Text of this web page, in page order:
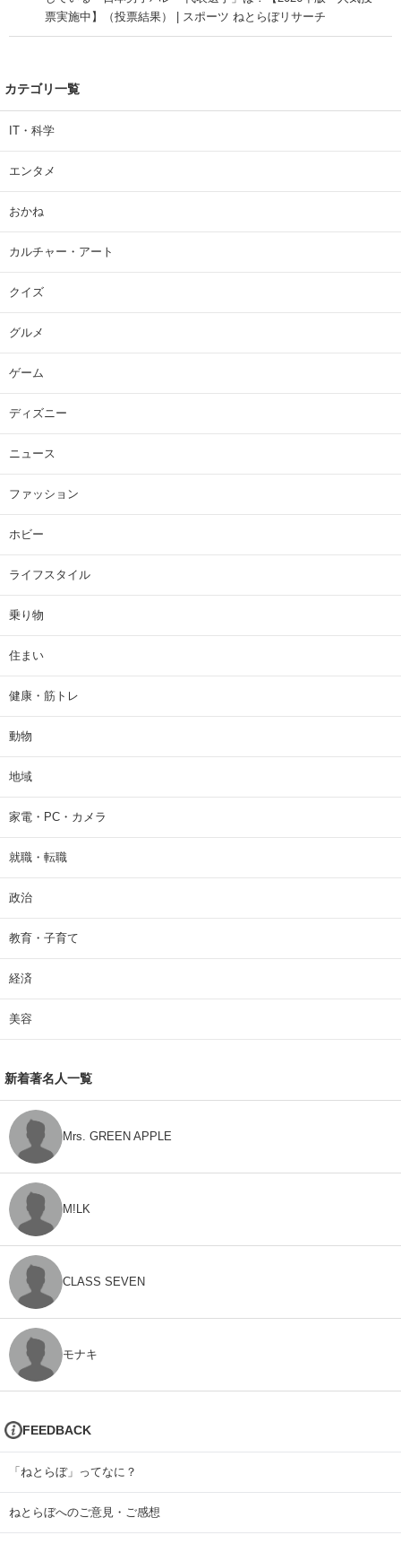
票実施中】（投票結果） | スポーツ ねとらぼリサーチ
カテゴリ一覧
IT・科学
エンタメ
おかね
カルチャー・アート
クイズ
グルメ
ゲーム
ディズニー
ニュース
ファッション
ホビー
ライフスタイル
乗り物
住まい
健康・筋トレ
動物
地域
家電・PC・カメラ
就職・転職
政治
教育・子育て
経済
美容
新着著名人一覧
Mrs. GREEN APPLE
M!LK
CLASS SEVEN
モナキ
FEEDBACK
「ねとらぼ」ってなに？
ねとらぼへのご意見・ご感想